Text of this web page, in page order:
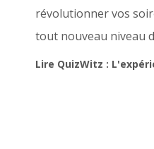
révolutionner vos
tout nouveau niveau
Lire QuizWitz :